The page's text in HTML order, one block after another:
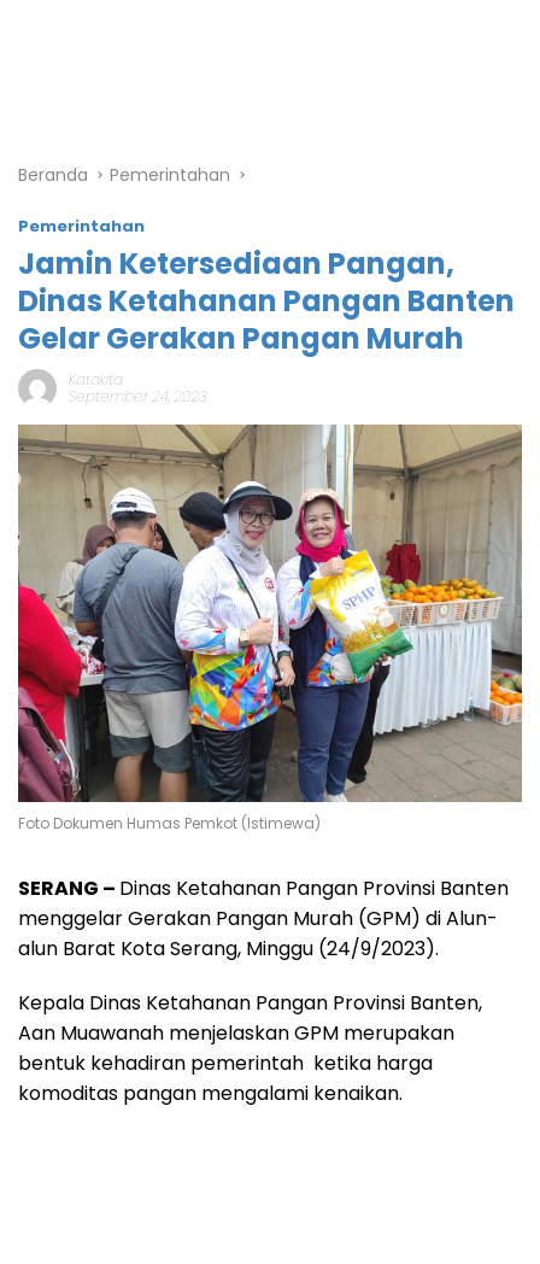
Beranda Pemerintahan
Pemerintahan
Jamin Ketersediaan Pangan,
Dinas Ketahanan Pangan Banten
Gelar Gerakan Pangan Murah
Katakita
September 24, 2023
Foto Dokumen Humas Pemkot (Istimewa)
SERANG – Dinas Ketahanan Pangan Provinsi Banten
menggelar Gerakan Pangan Murah (GPM) di Alun-
alun Barat Kota Serang, Minggu (24/9/2023).
Kepala Dinas Ketahanan Pangan Provinsi Banten,
Aan Muawanah menjelaskan GPM merupakan
bentuk kehadiran pemerintah ketika harga
komoditas pangan mengalami kenaikan.